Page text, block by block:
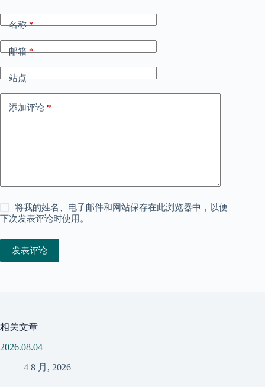
名称*
邮箱*
站点
添加评论 *
将我的姓名、电子邮件和网站保存在此浏览器中，以便
下次发表评论时使用。
发表评论
相关文章
2026.08.04
4 8 月, 2026